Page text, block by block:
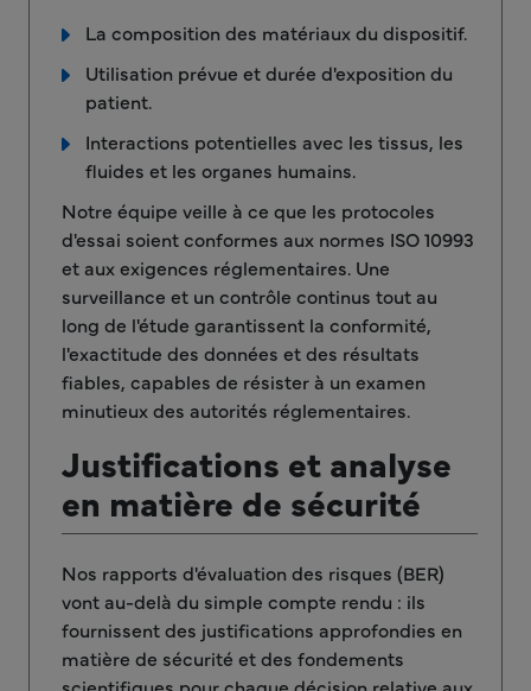
La composition des matériaux du dispositif.
Utilisation prévue et durée d'exposition du
patient.
Interactions potentielles avec les tissus, les
fluides et les organes humains.
Notre équipe veille à ce que les protocoles
d'essai soient conformes aux normes ISO 10993
et aux exigences réglementaires. Une
surveillance et un contrôle continus tout au
long de l'étude garantissent la conformité,
l'exactitude des données et des résultats
fiables, capables de résister à un examen
minutieux des autorités réglementaires.
Justifications et analyse
en matière de sécurité
Nos rapports d'évaluation des risques (BER)
vont au-delà du simple compte rendu : ils
fournissent des justifications approfondies en
matière de sécurité et des fondements